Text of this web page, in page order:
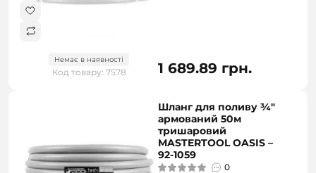
Немає в наявності
Код товару: 7578 1 689.89 грн.
Шланг для поливу ¾"
армований 50м
тришаровий
MASTERTOOL OASIS –
92-1059
0